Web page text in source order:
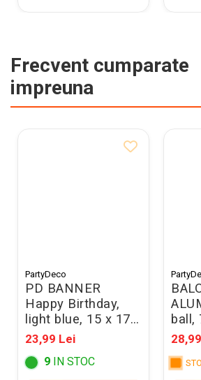
Frecvent cumparate
impreuna
PartyDeco
PD BANNER
Happy Birthday,
light blue, 15 x 175
cm GRL57-001J
23,99 Lei
9 IN STOC
ball,